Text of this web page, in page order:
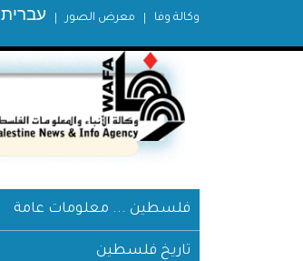
עברית معرض الصور وكالة وفا
فلسطين ... معلومات عامة
تاريخ فلسطين